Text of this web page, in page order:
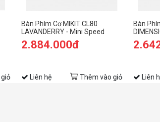
Bàn Phím Cơ MIKIT CL80
LAVANDERRY - Mini Speed
Silver
2.884.000đ
Liên hệ Thêm vào giỏ
Bàn
Liên